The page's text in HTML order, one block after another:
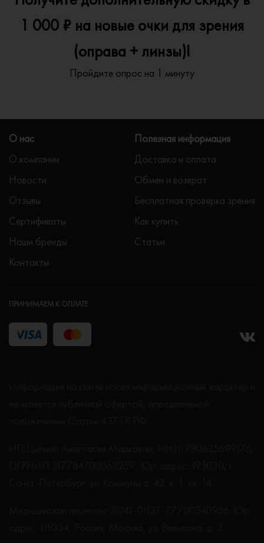
1 000 ₽ на новые очки для зрения
(оправа + линзы)!
Пройдите опрос на 1 минуту
О нас
О компании
Новости
Отзывы
Сертификаты
Наши бренды
Контакты
Полезная информация
Доставка и оплата
Обмен и возврат
Бесплатная проверка зрения
Как купить
Статьи
ПРИНИМАЕМ К ОПЛАТЕ